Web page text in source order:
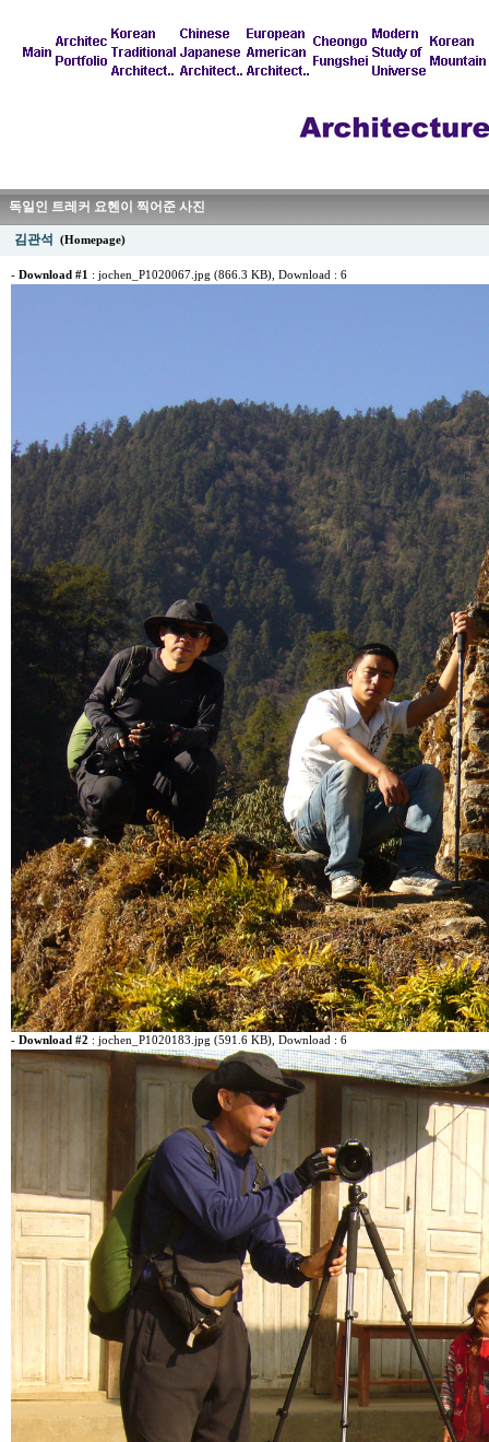
독일인 트레커 요헨이 찍어준 사진
김관석 (Homepage)
- Download #1 : jochen_P1020067.jpg (866.3 KB) , Download : 6
- Download #2 : jochen_P1020183.jpg (591.6 KB) , Download : 6